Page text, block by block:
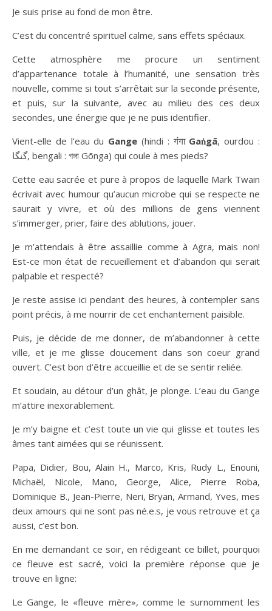
Je suis prise au fond de mon être.
C’est du concentré spirituel calme, sans effets spéciaux.
Cette atmosphère me procure un sentiment
d’appartenance totale à l’humanité, une sensation très
nouvelle, comme si tout s’arrêtait sur la seconde présente,
et puis, sur la suivante, avec au milieu des ces deux
secondes, une énergie que je ne puis identifier.
Vient-elle de l’eau du Gange (hindi : गंगा Gaṅgā, ourdou :
گنگا, bengali : গঙ্গা Gōnga) qui coule à mes pieds?
Cette eau sacrée et pure à propos de laquelle Mark Twain
écrivait avec humour qu’aucun microbe qui se respecte ne
saurait y vivre, et où des millions de gens viennent
s’immerger, prier, faire des ablutions, jouer.
Je m’attendais à être assaillie comme à Agra, mais non!
Est-ce mon état de recueillement et d’abandon qui serait
palpable et respecté?
Je reste assise ici pendant des heures, à contempler sans
point précis, à me nourrir de cet enchantement paisible.
Puis, je décide de me donner, de m’abandonner à cette
ville, et je me glisse doucement dans son coeur grand
ouvert. C’est bon d’être accueillie et de se sentir reliée.
Et soudain, au détour d’un ghât, je plonge. L’eau du Gange
m’attire inexorablement.
Je m’y baigne et c’est toute un vie qui glisse et toutes les
âmes tant aimées qui se réunissent.
Papa, Didier, Bou, Alain H., Marco, Kris, Rudy L., Enouni,
Michaël, Nicole, Mano, George, Alice, Pierre Roba,
Dominique B., Jean-Pierre, Neri, Bryan, Armand, Yves, mes
deux amours qui ne sont pas né.e.s, je vous retrouve et ça
aussi, c’est bon.
En me demandant ce soir, en rédigeant ce billet, pourquoi
ce fleuve est sacré, voici la première réponse que je
trouve en ligne:
Le Gange, le «fleuve mère», comme le surnomment les